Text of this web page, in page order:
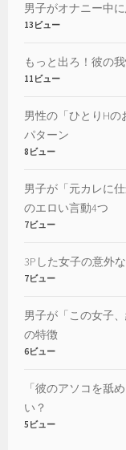
男子がオナニー中
13ビュー
もっと出ろ！彼の
11ビュー
男性の「ひとりH
パターン
8ビュー
男子が「元カレに
のエロい言動4つ
7ビュー
3Pした女子の意外
7ビュー
男子が「この女子
の特徴
6ビュー
「彼のアソコを舐
い？
5ビュー